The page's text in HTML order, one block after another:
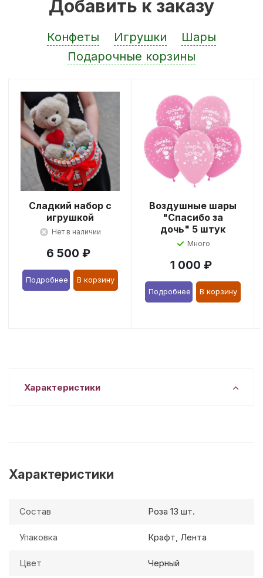
Добавить к заказу
Конфеты Игрушки
Шары
Подарочные корзины
Сладкий набор с
игрушкой
Нет в наличии
6 500 ₽
Подробнее В корзину
Воздушные шары
"Спасибо за
дочь" 5 штук
Много
1 000 ₽
Подробнее В корзину
Характеристики
Характеристики
Состав Роза 13 шт.
Упаковка Крафт, Лента
Цвет Черный